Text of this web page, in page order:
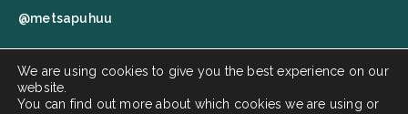
@metsapuhuu
Suomen metsäyhdistys
We are using cookies to give you the best experience on our
website.
You can find out more about which cookies we are using or